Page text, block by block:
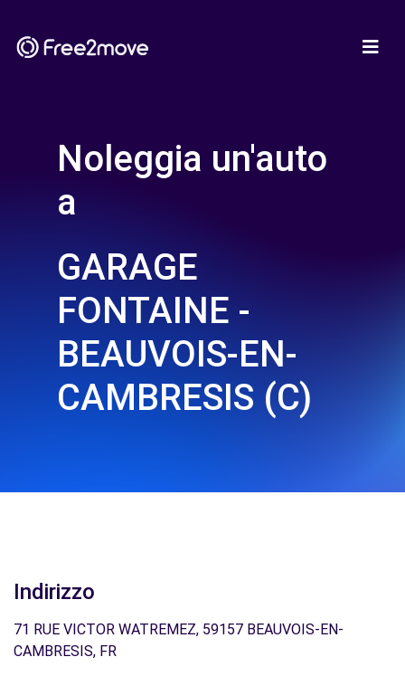
Noleggia un'auto
a
GARAGE
FONTAINE -
BEAUVOIS-EN-
CAMBRESIS (C)
Indirizzo
71 RUE VICTOR WATREMEZ, 59157 BEAUVOIS-EN-
CAMBRESIS, FR